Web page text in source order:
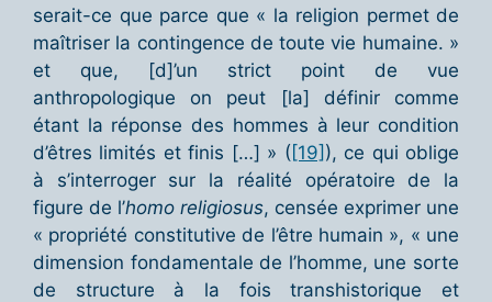
serait-ce que parce que « la religion permet de
maîtriser la contingence de toute vie humaine. »
et que, [d]’un strict point de vue
anthropologique on peut [la] définir comme
étant la réponse des hommes à leur condition
d’êtres limités et finis […] » ([19] ), ce qui oblige
à s’interroger sur la réalité opératoire de la
figure de l’homo religiosus, censée exprimer une
« propriété constitutive de l’être humain », « une
dimension fondamentale de l’homme, une sorte
de structure à la fois transhistorique et